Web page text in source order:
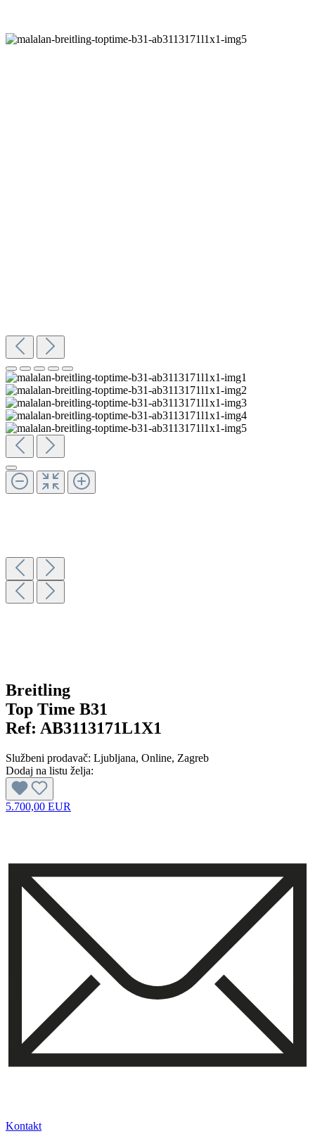
Breitling
Top Time B31
Ref: AB3113171L1X1
Službeni prodavač: Ljubljana, Online, Zagreb
Dodaj na listu želja:
5.700,00 EUR
Kontakt